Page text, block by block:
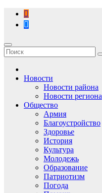
Перейти
содержимому
Новости
Новости района
Новости региона
Общество
Армия
Благоустройство
Здоровье
История
Культура
Молодежь
Образование
Патриотизм
Погода